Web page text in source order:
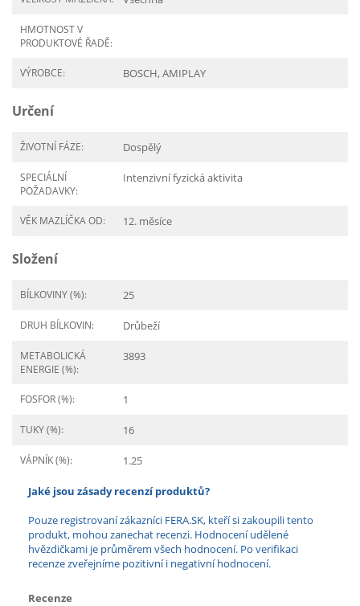
HMOTNOST V
PRODUKTOVÉ ŘADĚ:
VÝROBCE: BOSCH, AMIPLAY
Určení
ŽIVOTNÍ FÁZE: Dospělý
SPECIÁLNÍ
POŽADAVKY:
Intenzivní fyzická aktivita
VĚK MAZLÍČKA OD: 12. měsíce
Složení
BÍLKOVINY (%): 25
DRUH BÍLKOVIN: Drůbeží
METABOLICKÁ
ENERGIE (%):
3893
FOSFOR (%): 1
TUKY (%): 16
VÁPNÍK (%): 1.25
Jaké jsou zásady recenzí produktů?
Pouze registrovaní zákazníci FERA.SK, kteří si zakoupili tento
produkt, mohou zanechat recenzi. Hodnocení udělené
hvězdičkami je průměrem všech hodnocení. Po verifikaci
recenze zveřejníme pozitivní i negativní hodnocení.
Recenze